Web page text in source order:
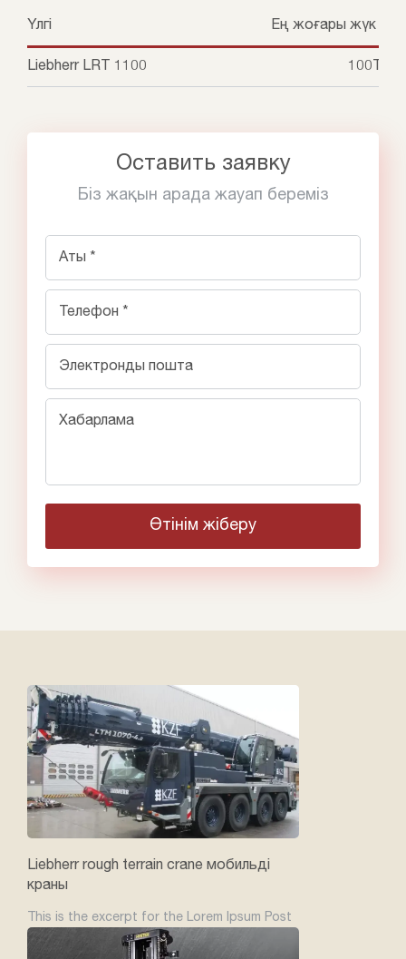
Үлгі Ең жоғары жүк
Liebherr LRT 1100 100Т
Оставить заявку
Біз жақын арада жауап береміз
Аты *
Телефон *
Электронды пошта
Хабарлама
Liebherr rough terrain crane мобильді
краны
This is the excerpt for the Lorem Ipsum Post